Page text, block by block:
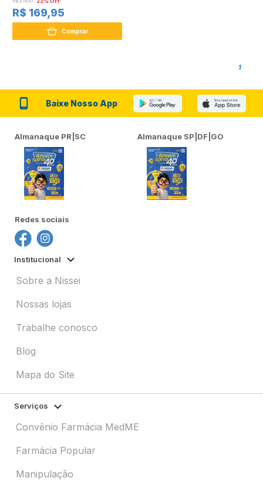
R$ 169,95
Comprar
1
Baixe Nosso App
Almanaque PR|SC Almanaque SP|DF|GO
Redes sociais
Institucional
Sobre a Nissei
Nossas lojas
Trabalhe conosco
Blog
Mapa do Site
Serviços
Convênio Farmácia MedME
Farmácia Popular
Manipulação